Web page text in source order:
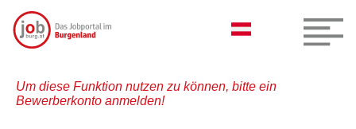
Um diese Funktion nutzen zu können, bitte ein
Bewerberkonto anmelden!